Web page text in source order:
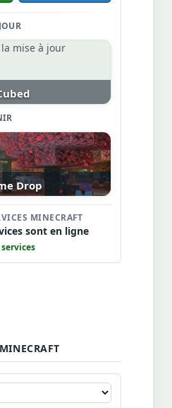
Drop
MINECRAFT
sont en ligne